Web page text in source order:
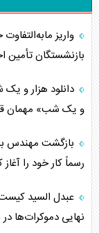
تحلیل جامع
تأثیر جنگ ایران
اربعین، کابوس
برنامه هفتم
کنوانسیون
اوکراین بازوی
بازنشستگان تأمین
دانلود هزار و
و یک شب» مهمان
بازگشت مهندس
رسماً کار خود را آغاز
عبدل السید
نهایی دموکرات‌ها